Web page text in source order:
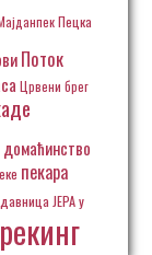
Пецка
Поток
Црвени брег
домаћинство
пекара
ЈЕРА у